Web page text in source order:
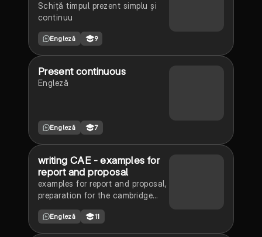
Schiță timpul prezent simplu și
continuu
Engleză 9
Present continuous
Engleză
Engleză 7
writing CAE - examples for
report and proposal
examples for report and proposal,
preparation for the cambridge
Engleză 11